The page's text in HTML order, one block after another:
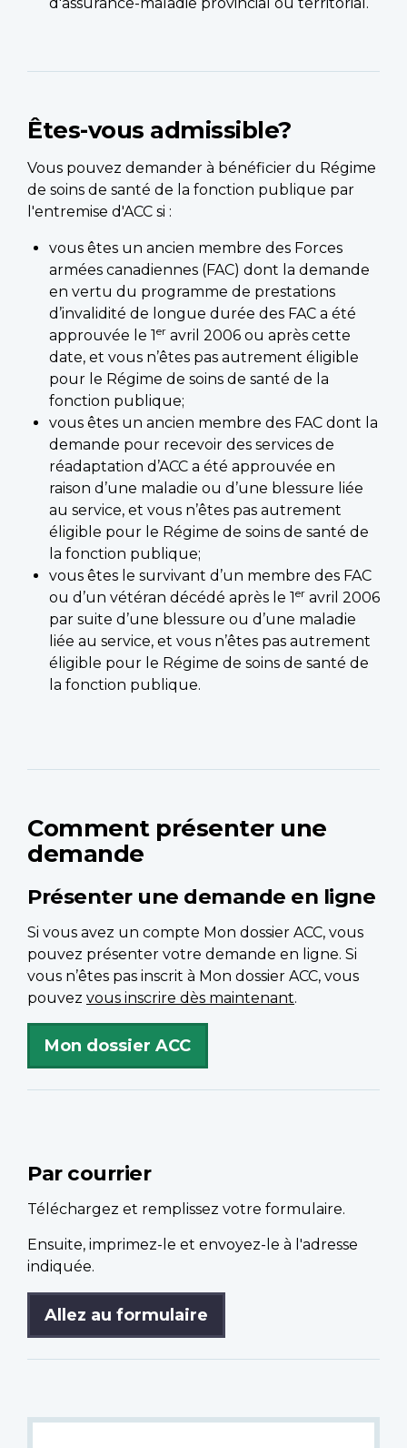
d'assurance-maladie provincial ou territorial.
Êtes-vous admissible?
Vous pouvez demander à bénéficier du Régime
de soins de santé de la fonction publique par
l'entremise d'ACC si :
vous êtes un ancien membre des Forces
armées canadiennes (FAC) dont la demande
en vertu du programme de prestations
d’invalidité de longue durée des FAC a été
approuvée le 1er avril 2006 ou après cette
date, et vous n’êtes pas autrement éligible
pour le Régime de soins de santé de la
fonction publique;
vous êtes un ancien membre des FAC dont la
demande pour recevoir des services de
réadaptation d’ACC a été approuvée en
raison d’une maladie ou d’une blessure liée
au service, et vous n’êtes pas autrement
éligible pour le Régime de soins de santé de
la fonction publique;
vous êtes le survivant d’un membre des FAC
ou d’un vétéran décédé après le 1er avril 2006
par suite d’une blessure ou d’une maladie
liée au service, et vous n’êtes pas autrement
éligible pour le Régime de soins de santé de
la fonction publique.
Comment présenter une
demande
Présenter une demande en ligne
Si vous avez un compte Mon dossier ACC, vous
pouvez présenter votre demande en ligne. Si
vous n’êtes pas inscrit à Mon dossier ACC, vous
pouvez vous inscrire dès maintenant.
Mon dossier ACC
Par courrier
Téléchargez et remplissez votre formulaire.
Ensuite, imprimez-le et envoyez-le à l'adresse
indiquée.
Allez au formulaire